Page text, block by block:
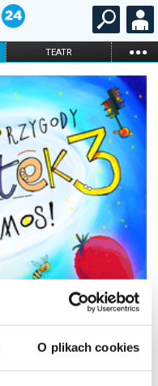
O plikach cookies
TEATR ...
STAND-UP
KARNETY